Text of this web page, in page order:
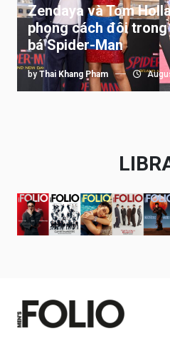
Zendaya và Tom
phong cách đôi
bá Spider-Man
by Thai Khang Pham